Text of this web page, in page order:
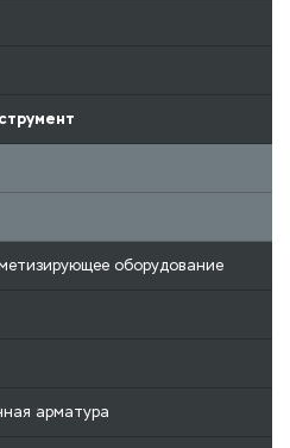
оборудование
арматура